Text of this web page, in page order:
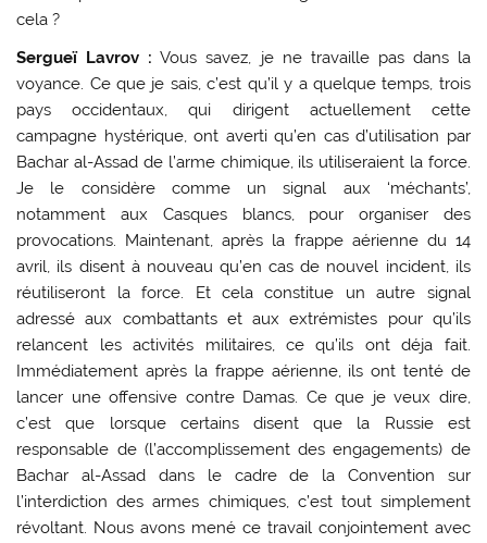
cela ?
Sergueï Lavrov : Vous savez, je ne travaille pas dans la
voyance. Ce que je sais, c’est qu’il y a quelque temps, trois
pays occidentaux, qui dirigent actuellement cette
campagne hystérique, ont averti qu’en cas d’utilisation par
Bachar al-Assad de l’arme chimique, ils utiliseraient la force.
Je le considère comme un signal aux ‘méchants’,
notamment aux Casques blancs, pour organiser des
provocations. Maintenant, après la frappe aérienne du 14
avril, ils disent à nouveau qu’en cas de nouvel incident, ils
réutiliseront la force. Et cela constitue un autre signal
adressé aux combattants et aux extrémistes pour qu’ils
relancent les activités militaires, ce qu’ils ont déja fait.
Immédiatement après la frappe aérienne, ils ont tenté de
lancer une offensive contre Damas. Ce que je veux dire,
c’est que lorsque certains disent que la Russie est
responsable de (l’accomplissement des engagements) de
Bachar al-Assad dans le cadre de la Convention sur
l’interdiction des armes chimiques, c’est tout simplement
révoltant. Nous avons mené ce travail conjointement avec